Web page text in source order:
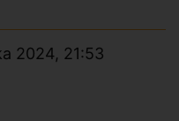
2024, 21:53